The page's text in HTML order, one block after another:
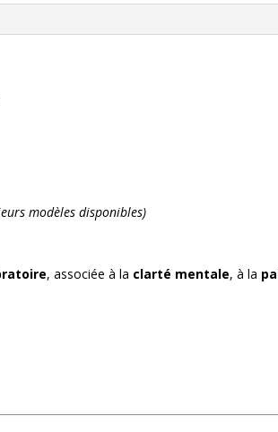
modèles disponibles)
, associée à la clarté mentale, à la